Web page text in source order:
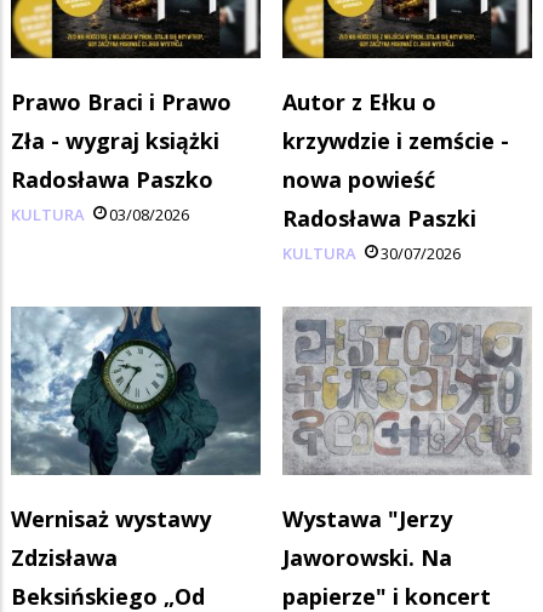
Prawo Braci i Prawo
Zła - wygraj książki
Radosława Paszko
KULTURA 03/08/2026
Autor z Ełku o
krzywdzie i zemście -
nowa powieść
Radosława Paszki
KULTURA 30/07/2026
Wernisaż wystawy
Zdzisława
Beksińskiego „Od
Wystawa "Jerzy
Jaworowski. Na
papierze" i koncert